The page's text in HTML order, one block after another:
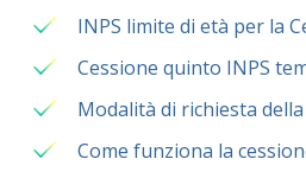
INPS limite di età per la
Cessione quinto INPS
Modalità di richiesta
Come funziona la